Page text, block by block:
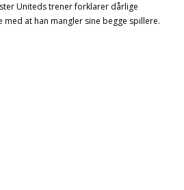
Uniteds trener forklarer dårlige
at han mangler sine begge spillere.